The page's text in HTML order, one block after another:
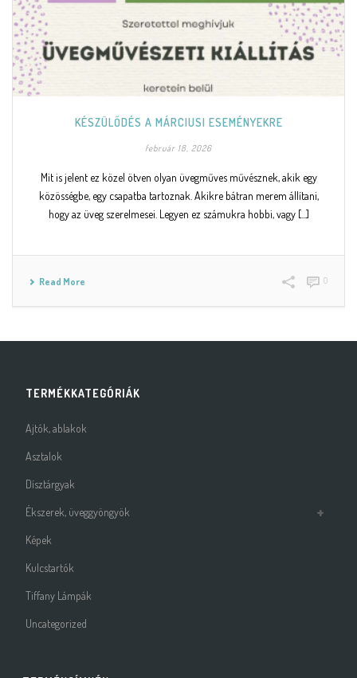
KÉSZÜLŐDÉS A MÁRCIUSI ESEMÉNYEKRE
február 18, 2026
Mit is jelent ez közel ötven olyan üvegműves művésznek, akik egy
közösségbe, egy csapatba tartoznak. Akikre bátran merem állítani,
hogy az üveg szerelmesei. Legyen ez számukra hobbi, vagy [...]
Read More 0
TERMÉKKATEGÓRIÁK
Ajtók, ablakok
Asztalok
Dísztárgyak
Ékszerek, üveggyöngyök
Képek
Kulcstartók
Tiffany Lámpák
Uncategorized